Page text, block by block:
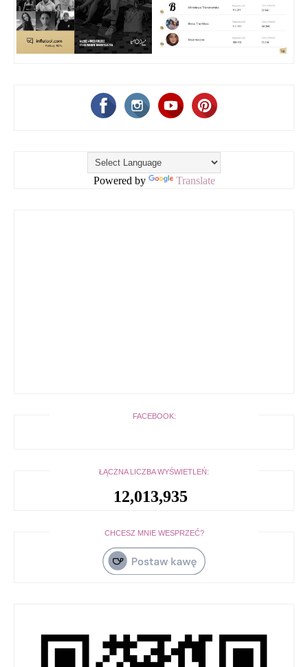
Powered by Translate
FACEBOOK:
ŁĄCZNA LICZBA WYŚWIETLEŃ:
12,013,935
CHCESZ MNIE WESPRZEĆ?